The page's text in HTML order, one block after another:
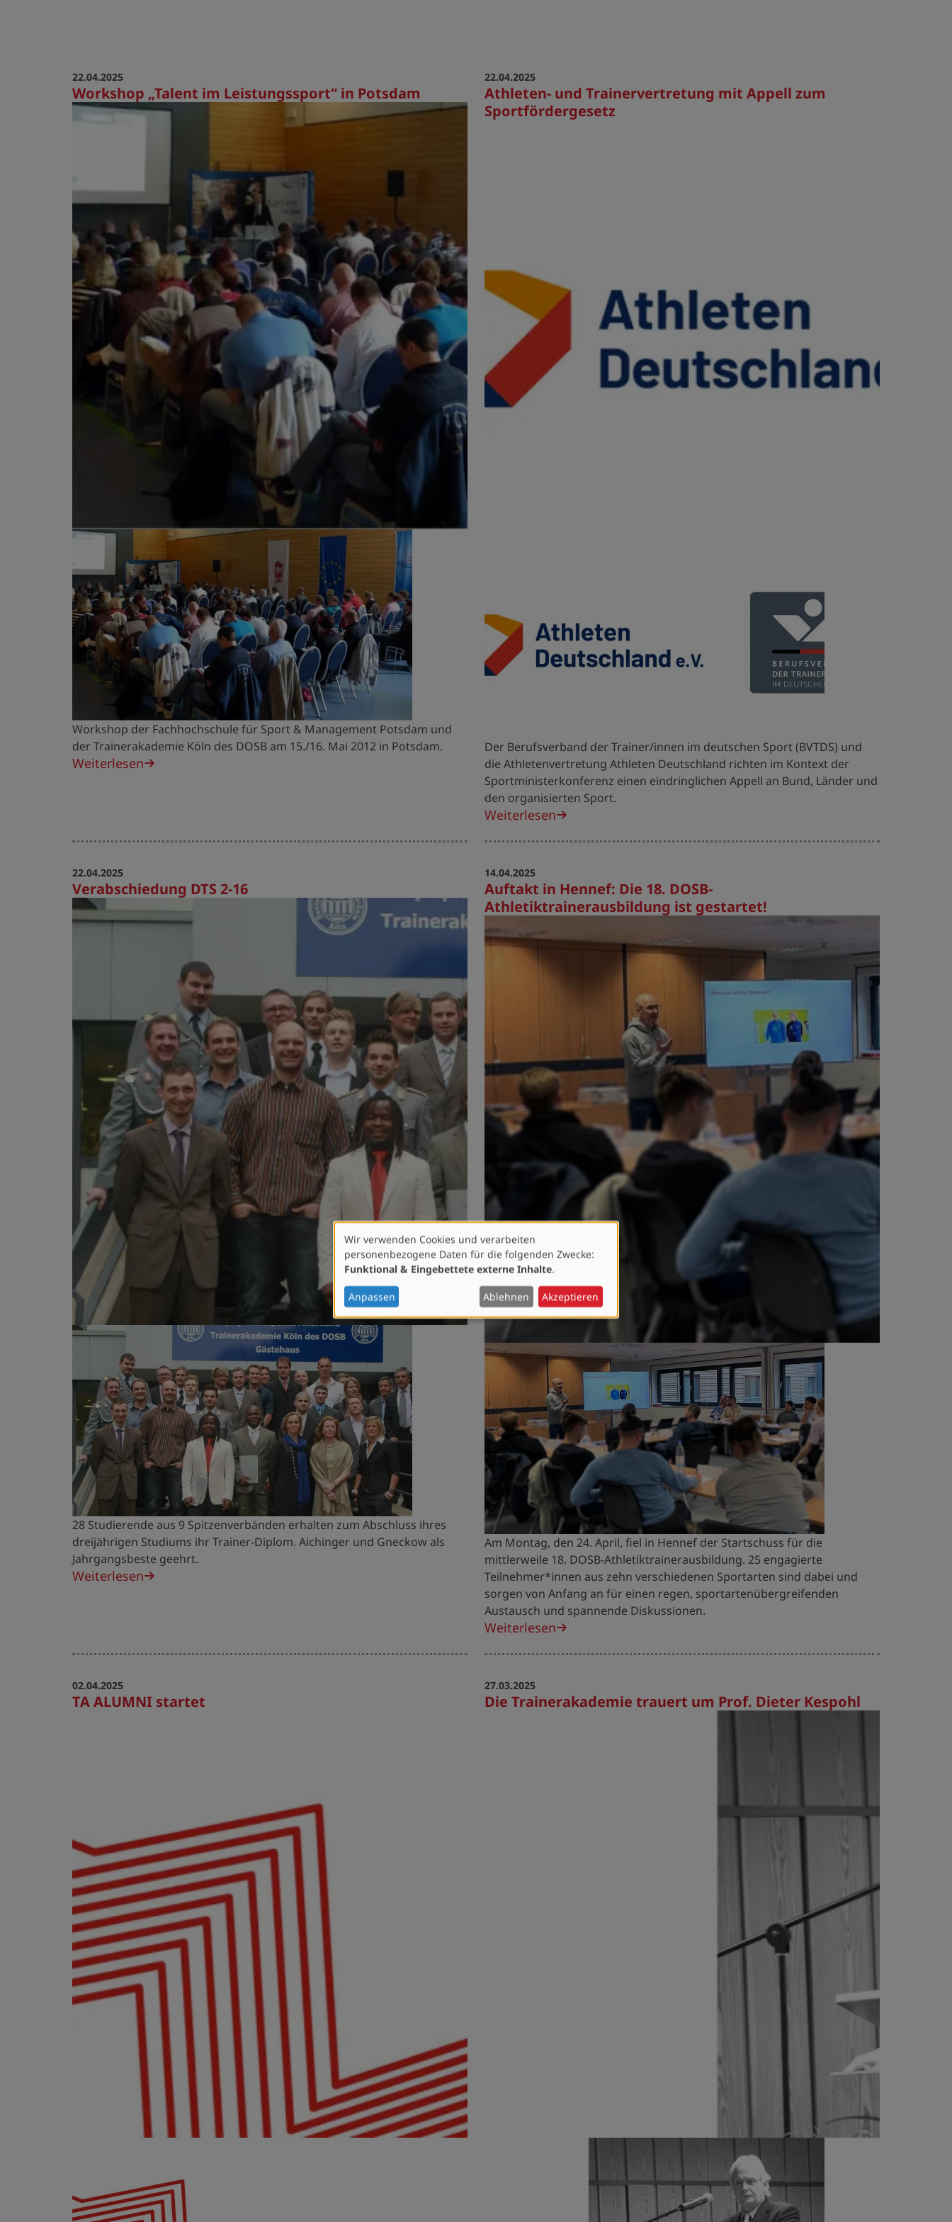
Workshop „Talent im Leistungssport“ in Potsdam
22.04.2025
Workshop der Fachhochschule für Sport & Management Potsdam und
der Trainerakademie Köln des DOSB am 15./16. Mai 2012 in Potsdam.
Weiterlesen
Athleten- und Trainervertretung mit Appell zum
Sportfördergesetz
22.04.2025
Der Berufsverband der Trainer/innen im deutschen Sport (BVTDS) und
die Athletenvertretung Athleten Deutschland richten im Kontext der
Sportministerkonferenz einen eindringlichen Appell an Bund, Länder und
den organisierten Sport.
Weiterlesen
Verabschiedung DTS 2-16
22.04.2025
28 Studierende aus 9 Spitzenverbänden erhalten zum Abschluss ihres
dreijährigen Studiums ihr Trainer-Diplom. Aichinger und Gneckow als
Jahrgangsbeste geehrt.
Weiterlesen
Auftakt in Hennef: Die 18. DOSB-
Athletiktrainerausbildung ist gestartet!
14.04.2025
Am Montag, den 24. April, fiel in Hennef der Startschuss für die
mittlerweile 18. DOSB-Athletiktrainerausbildung. 25 engagierte
Teilnehmer*innen aus zehn verschiedenen Sportarten sind dabei und
sorgen von Anfang an für einen regen, sportartenübergreifenden
Austausch und spannende Diskussionen.
Weiterlesen
TA ALUMNI startet
02.04.2025
Die Trainerakademie trauert um Prof. Dieter Kespohl
27.03.2025
Verwendung
von
personenbezogenen
Daten
und
Cookies
Wir verwenden Cookies und verarbeiten
personenbezogene Daten für die folgenden Zwecke:
Funktional & Eingebettete externe Inhalte.
Anpassen Ablehnen Akzeptieren